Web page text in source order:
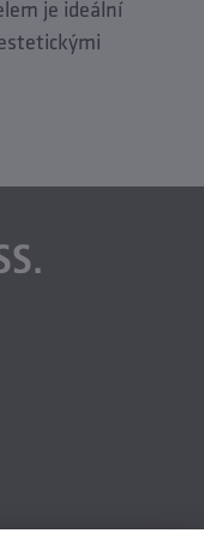
jednodušší a
je ideální